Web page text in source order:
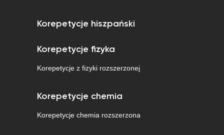
Korepetycje hiszpański
Korepetycje fizyka
Korepetycje z fizyki rozszerzonej
Korepetycje chemia
Korepetycje chemia rozszerzona